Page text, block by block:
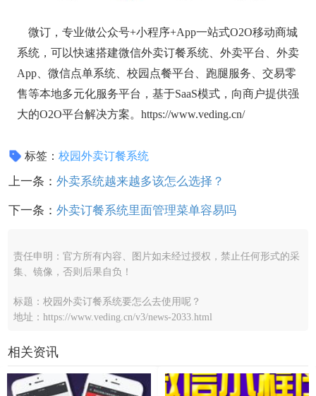
微订，专业做公众号+小程序+App一站式O2O移动商城
系统，可以快速搭建微信外卖订餐系统、外卖平台、外卖
App、微信点单系统、校园点餐平台、跑腿服务、交易零
售等本地多元化服务平台，基于SaaS模式，向商户提供强
大的O2O平台解决方案。https://www.veding.cn/
标签：校园外卖订餐系统
上一条： 外卖系统越来越多该怎么选择？
下一条： 外卖订餐系统里面管理菜单容易吗
责任申明：官方所有内容、图片如未经过授权，禁止任何形式的采
集、镜像，否则后果自负！
标题：校园外卖订餐系统要怎么去使用呢？
地址：https://www.veding.cn/v3/news-2033.html
相关资讯